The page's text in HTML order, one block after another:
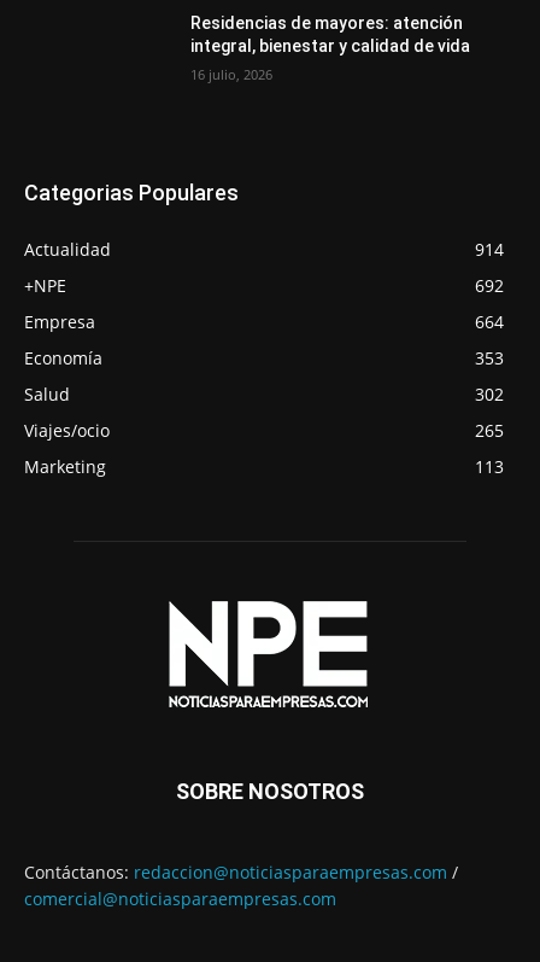
Residencias de mayores: atención
integral, bienestar y calidad de vida
16 julio, 2026
Categorias Populares
Actualidad
914
+NPE
692
Empresa
664
Economía
353
Salud
302
Viajes/ocio
265
Marketing
113
SOBRE NOSOTROS
Contáctanos: redaccion@noticiasparaempresas.com /
comercial@noticiasparaempresas.com